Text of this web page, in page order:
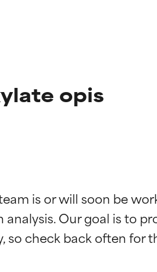
opis
is or will soon be
Our goal is to